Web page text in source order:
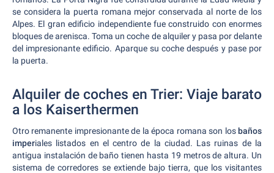
se considera la puerta romana mejor conservada al norte de los
Alpes. El gran edificio independiente fue construido con enormes
bloques de arenisca. Toma un coche de alquiler y pasa por delante
del impresionante edificio. Aparque su coche después y pase por
la puerta.
Alquiler de coches en Trier: Viaje barato
a los Kaiserthermen
Otro remanente impresionante de la época romana son losbaños
imperiales listados en el centro de la ciudad. Las ruinas de la
antigua instalación de baño tienen hasta 19 metros de altura. Un
sistema de corredores se extiende bajo tierra, que los visitantes